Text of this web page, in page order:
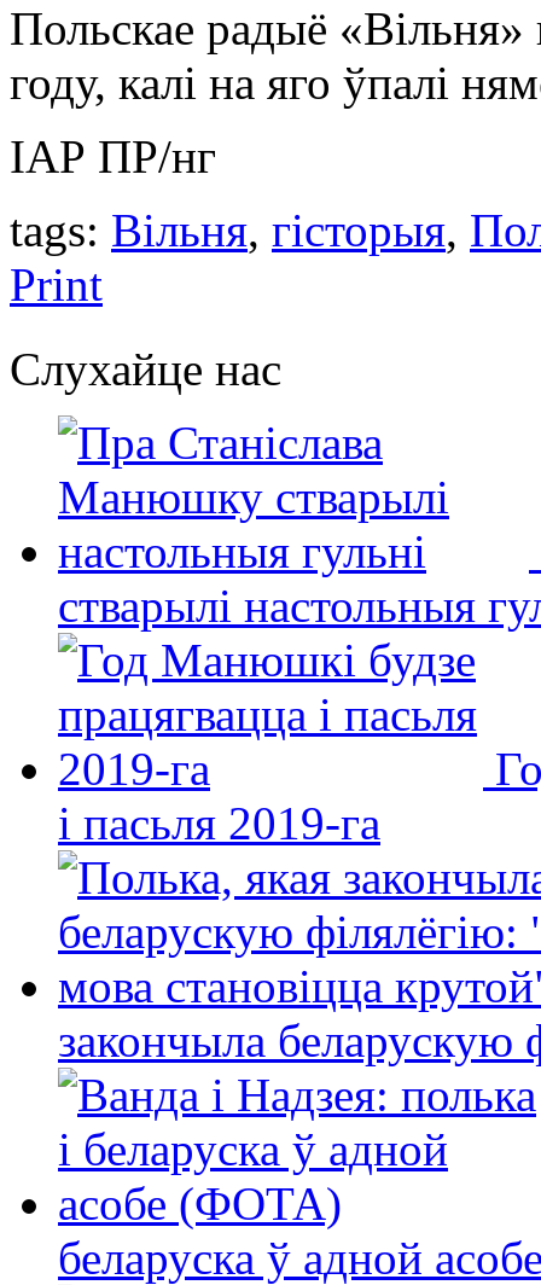
Польскае радыё
году, калі на яго ўпалі
ІАР ПР/нг
tags: Вільня, гісторыя,
Print
Слухайце нас
стварылі настольныя
і пасьля 2019-га
закончыла беларускую
беларуска ў адной